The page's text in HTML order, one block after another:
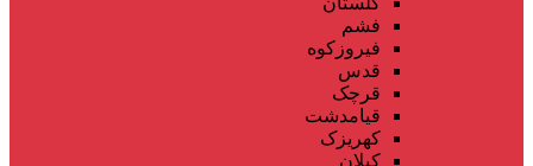
فشم
فیروزکوه
قدس
قرچک
قیامدشت
کهریزک
کیلان